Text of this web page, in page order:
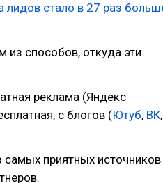
лидов стало в 27 раз
из способов, откуда эти
реклама (Яндекс
с блогов (Ютуб, ВК,
самых приятных источников